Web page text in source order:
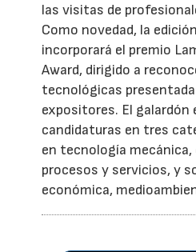
las visitas de
Como novedad, la
incorporará el premio
Award, dirigido a
tecnológicas
expositores. El galardón
candidaturas en tres
en tecnología
procesos y servicios, y
económica,